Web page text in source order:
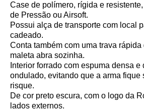
Case de polímero, rígida e
de Pressão ou Airsoft.
Possui alça de transporte com local
cadeado.
Conta também com uma trava rápida
maleta abra sozinha.
Interior forrado com espuma densa e
ondulado, evitando que a arma fique
risque.
De cor preto escura, com o logo da
lados externos.